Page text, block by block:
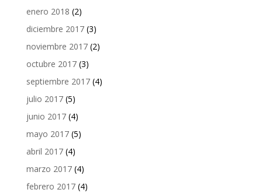
enero 2018 (2)
diciembre 2017(3)
noviembre 2017(2)
octubre 2017(3)
septiembre 2017(4)
julio 2017(5)
junio 2017(4)
mayo 2017(5)
abril 2017(4)
marzo 2017(4)
febrero 2017(4)